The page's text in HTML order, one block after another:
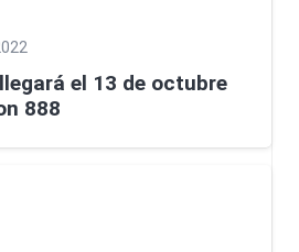
el 13 de octubre
888